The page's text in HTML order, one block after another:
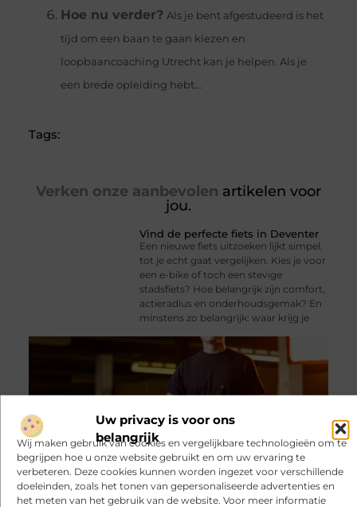
Uw privacy is voor ons
belangrijk
Wij maken gebruik van cookies en vergelijkbare technologieën om te
begrijpen hoe u onze website gebruikt en om uw ervaring te
verbeteren. Deze cookies kunnen worden ingezet voor verschillende
doeleinden, zoals het tonen van gepersonaliseerde advertenties en
het meten van het gebruik van de website. Voor meer informatie
Hoe nu verder? Als je bent afgestudeerd is het
tijd om een baan te gaan kiezen en
loopbaancoaching Utrecht kan je helpen. Als je
een brede opleiding hebt...
Tags:
Verken onze aanbevolen artikelen voor
jou.
Vind de perfecte fiets in Deventer
Een nieuwe fiets uitzoeken lijkt simpel,
tot je echt gaat vergelijken. Kies je voor
een e-bike of toch een stevige
stadsfiets? Hoe belangrijk zijn comfort,
actieradius en onderhoudsgemak? En
minstens zo belangrijk: waar krijg je